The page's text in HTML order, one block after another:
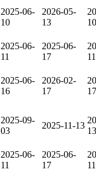
2025-06-
10
2026-05-
13
10
2025-06-
11
2025-06-
17
11
2025-06-
16
2026-02-
17
17
2025-09-
03
2025-11-13
13
2025-06-
11
2025-06-
17
11